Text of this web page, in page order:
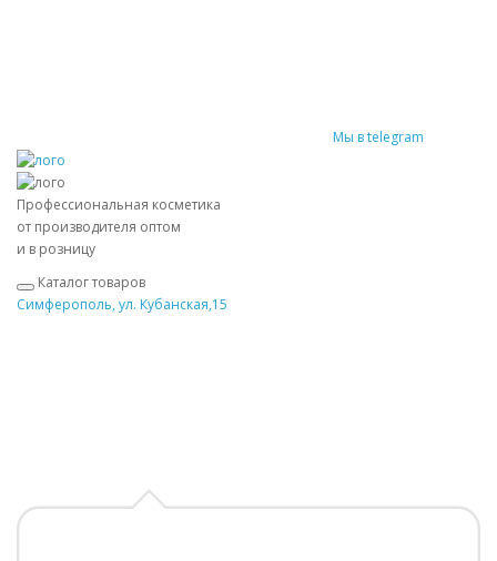
Мы в telegram
Профессиональная косметика
от производителя оптом
и в розницу
Каталог товаров
Симферополь, ул. Кубанская,15